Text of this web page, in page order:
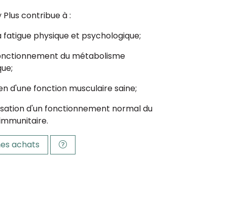
contribue à :
fatigue physique et psychologique;
du métabolisme
d'une fonction musculaire saine;
d'un fonctionnement normal du
achats